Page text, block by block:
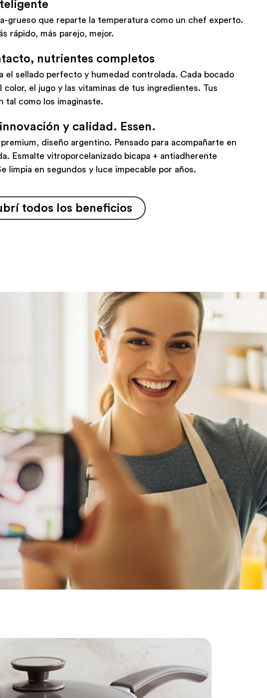
grueso que reparte la temperatura como un chef experto.
rápido, más parejo, mejor.
nutrientes completos
el sellado perfecto y humedad controlada. Cada bocado
color, el jugo y las vitaminas de tus ingredientes. Tus
tal como los imaginaste.
y calidad. Essen.
diseño argentino. Pensado para acompañarte en
Esmalte vitroporcelanizado bicapa + antiadherente
limpia en segundos y luce impecable por años.
todos los beneficios